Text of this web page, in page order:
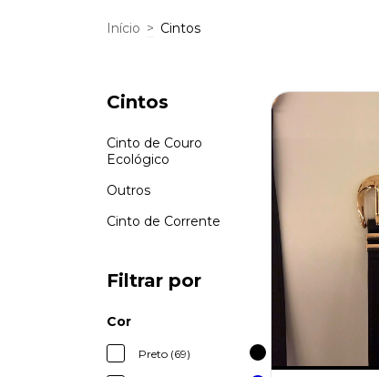
Início > Cintos
Cintos
Cinto de Couro
Ecológico
Outros
Cinto de Corrente
Filtrar por
Cor
Preto (69)